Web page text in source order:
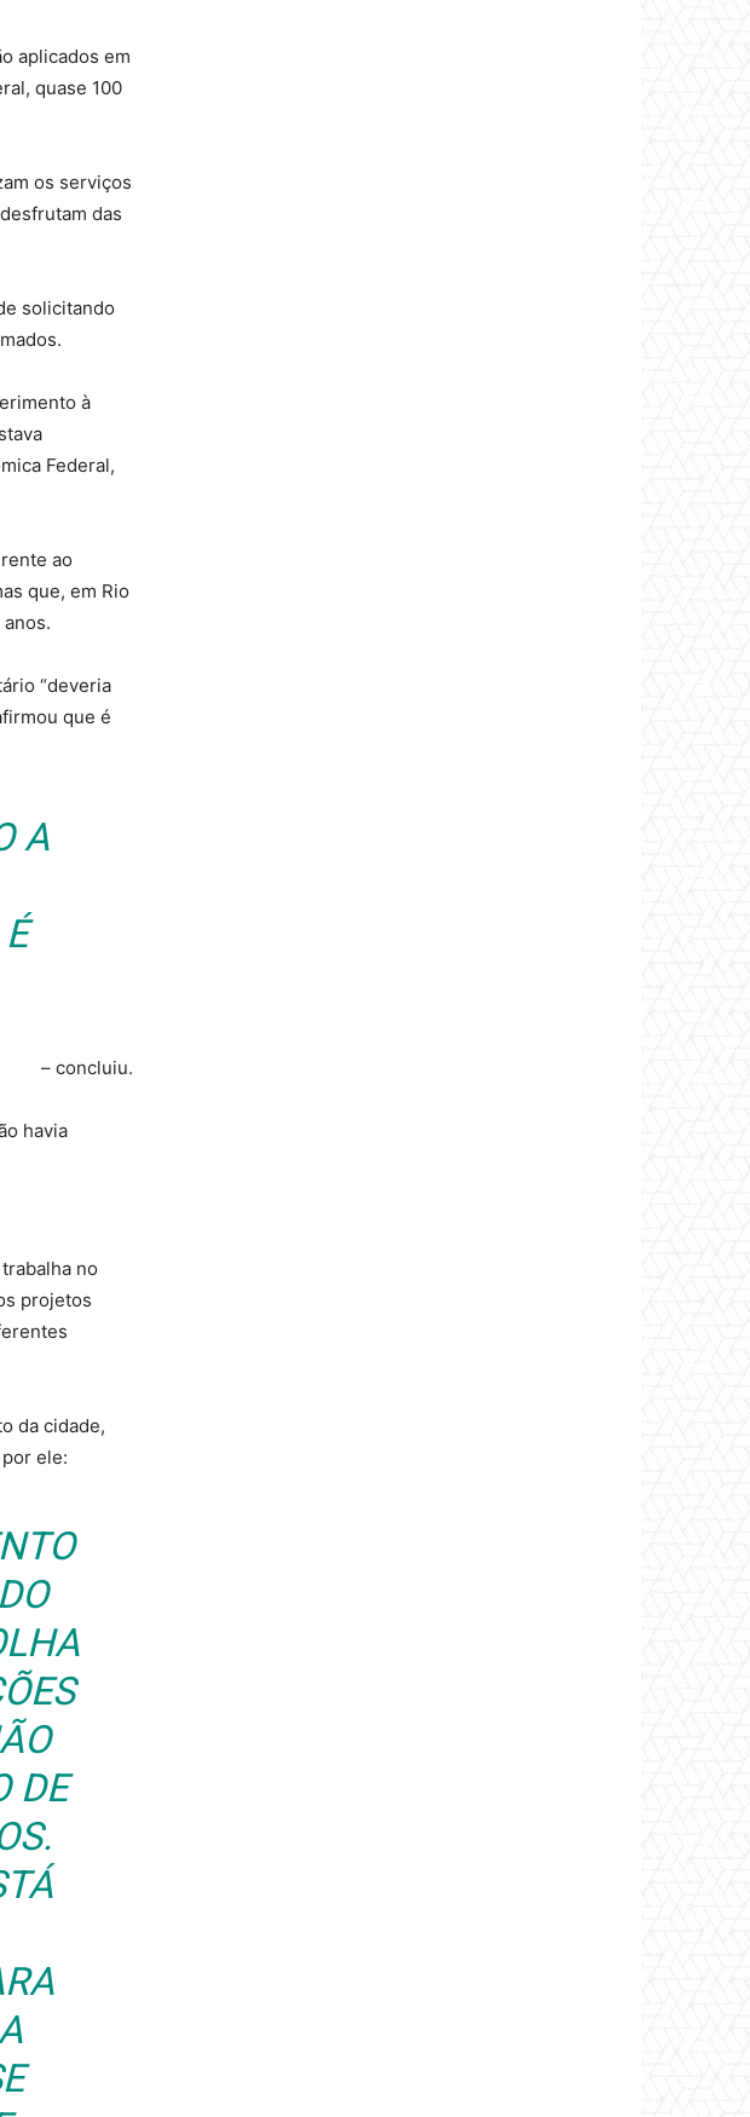
aplicados em
quase 100
os serviços
das
solicitando
à
Federal,
ao
que, em Rio
“deveria
que é
A
– concluiu.
havia
no
projetos
da cidade,
ele:
DE